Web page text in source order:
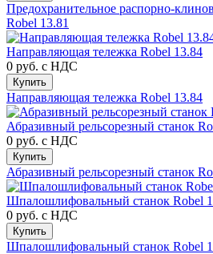
Предохранительное распорно-
Robel 13.81
Направляющая тележка Robel 13.84
0 руб. с НДС
Купить
Направляющая тележка Robel 13.84
Абразивный рельсорезный станок
0 руб. с НДС
Купить
Абразивный рельсорезный станок
Шпалошлифовальный станок Robel
0 руб. с НДС
Купить
Шпалошлифовальный станок Robel